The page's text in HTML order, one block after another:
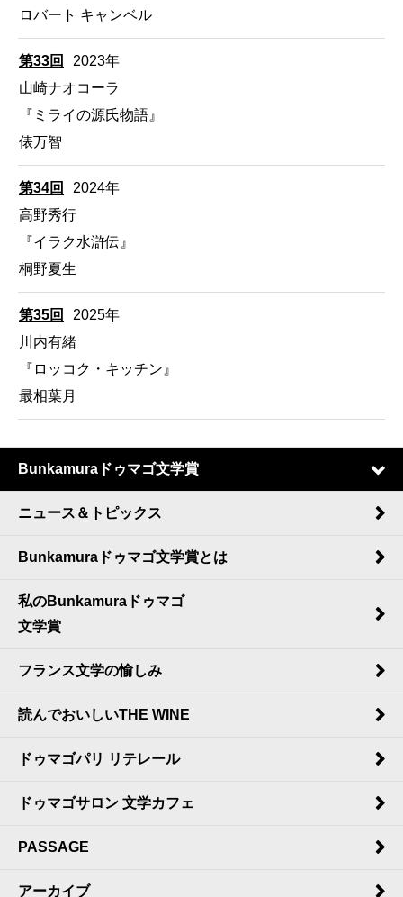
ロバート キャンベル
第33回
2023年
山崎ナオコーラ
『ミライの源氏物語』
俵万智
第34回
2024年
高野秀行
『イラク水滸伝』
桐野夏生
第35回
2025年
川内有緒
『ロッコク・キッチン』
最相葉月
Bunkamuraドゥマゴ文学賞
ニュース＆トピックス
Bunkamuraドゥマゴ文学賞とは
私のBunkamuraドゥマゴ
文学賞
フランス文学の愉しみ
読んでおいしいTHE WINE
ドゥマゴパリ リテレール
ドゥマゴサロン 文学カフェ
PASSAGE
アーカイブ